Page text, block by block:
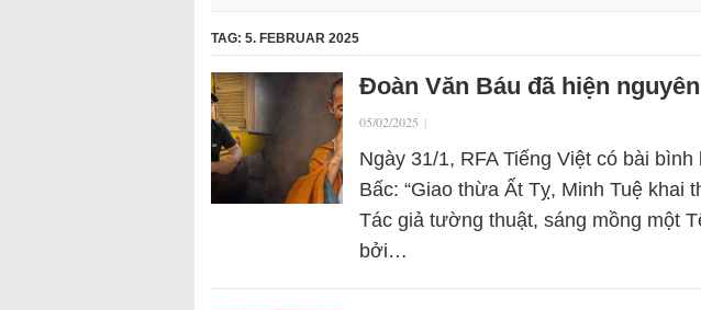
TAG: 5. FEBRUAR 2025
Đoàn Văn Báu đã hiện
05/02/2025 |
Ngày 31/1, RFA Tiếng Việt có bài
Bấc: “Giao thừa Ất Tỵ, Minh Tuệ khai
Tác giả tường thuật, sáng mồng một
bởi…